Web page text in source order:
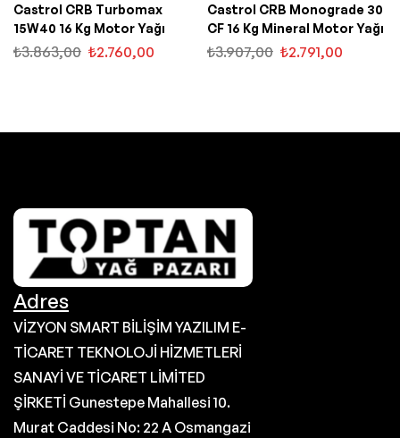
Castrol CRB Turbomax
15W40 16 Kg Motor Yağı
₺3.863,00 ₺2.760,00
Castrol CRB Monograde 30
CF 16 Kg Mineral Motor Yağı
₺3.907,00 ₺2.791,00
Adres
VİZYON SMART BİLİŞİM YAZILIM E-
TİCARET TEKNOLOJİ HİZMETLERİ
SANAYİ VE TİCARET LİMİTED
ŞİRKETİ Gunestepe Mahallesi 10.
Murat Caddesi No: 22 A Osmangazi